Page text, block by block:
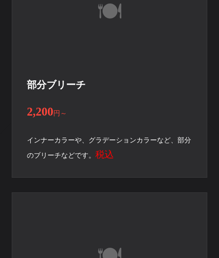
部分ブリーチ
2,200 円 ～
インナーカラーや、グラデーションカラーなど、部分
のブリーチなどです。 税込